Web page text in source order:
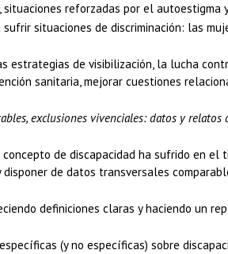
reforzadas por el autoestigma
situaciones de discriminación: las
estrategias de visibilización, la lucha
sanitaria, mejorar cuestiones
exclusiones vivenciales: datos y relatos
de discapacidad ha sufrido en
de datos transversales
definiciones claras y haciendo un
(y no específicas) sobre